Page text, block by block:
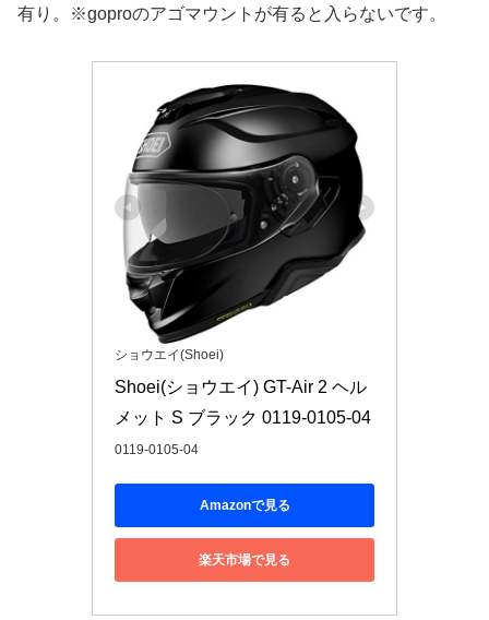
有り。※goproのアゴマウントが有ると入らないです。
ショウエイ(Shoei)
Shoei(ショウエイ) GT-Air 2 ヘル
メット S ブラック 0119-0105-04
0119-0105-04
Amazonで見る
楽天市場で見る